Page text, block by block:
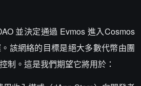
並決定通過 Evmos 進入Cosmos
該網絡的目標是絕大多數代幣由團
制。這是我們期望它將用於：